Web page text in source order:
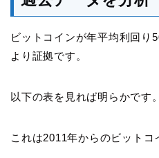
ビットコインが年平均利回り
より証拠です。
以下の表を見れば明らかです。
これは2011年からのビットコ